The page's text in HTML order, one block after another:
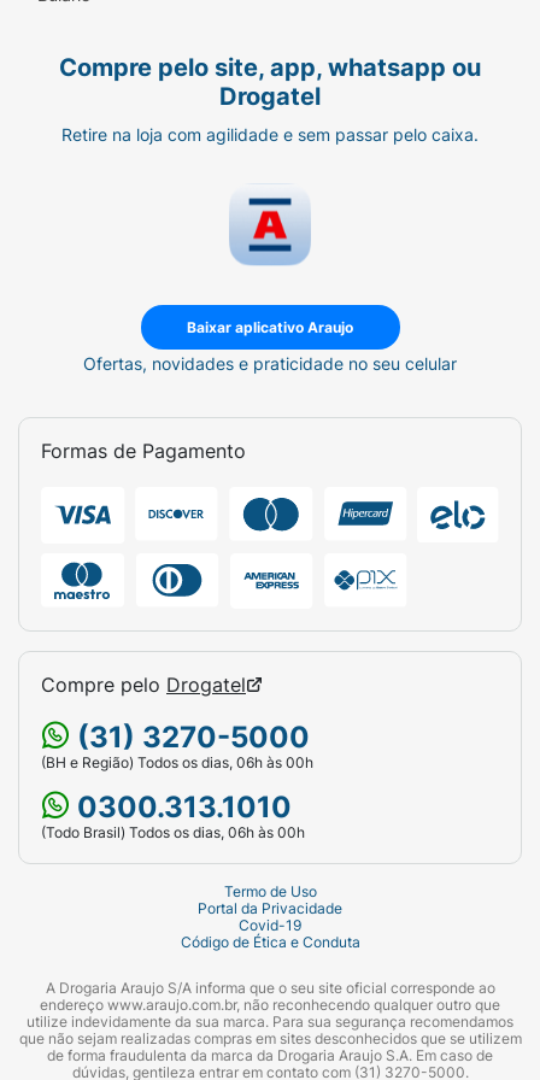
comprovados¹:
• Reposição nutri lipídica imediata
• Fios 74% mais macios.
"Eudora Siàge uniu a força da natureza ao
poder da ciência e criou a exclusiva
biotecnologia Affinité 4D. Com inteligência
enxágue. Siàge, tecnologia que seu cabelo
nutrição capilar através da fusão de um
poderoso blend de ácidos com óleos
nutritivos, em uma fórmula capaz de
regenerar todas as camadas do fio, da
cutícula até o córtex.
Sua fórmula repõe nutrientes essenciais que
previnem o ressecamento e garante fios
brilhantes, extremamente macios e mais
resistentes. Cabelos completamente nutridos
Blend de óleos + Blend de Ácidos (ácido
Modo de usar:
Após utilizar o Shampoo, aplique a máscara
Compre pelo site, app, whatsapp ou
Drogatel
Retire na loja com agilidade e sem passar pelo caixa.
Baixar aplicativo Araujo
Ofertas, novidades e praticidade no seu celular
Formas de Pagamento
Compre pelo Drogatel
(31) 3270-5000
(BH e Região) Todos os dias, 06h às 00h
0300.313.1010
(Todo Brasil) Todos os dias, 06h às 00h
Termo de Uso
Portal da Privacidade
Covid-19
Código de Ética e Conduta
A Drogaria Araujo S/A informa que o seu site oficial corresponde ao
endereço www.araujo.com.br, não reconhecendo qualquer outro que
utilize indevidamente da sua marca. Para sua segurança recomendamos
que não sejam realizadas compras em sites desconhecidos que se utilizem
de forma fraudulenta da marca da Drogaria Araujo S.A. Em caso de
dúvidas, gentileza entrar em contato com (31) 3270-5000.